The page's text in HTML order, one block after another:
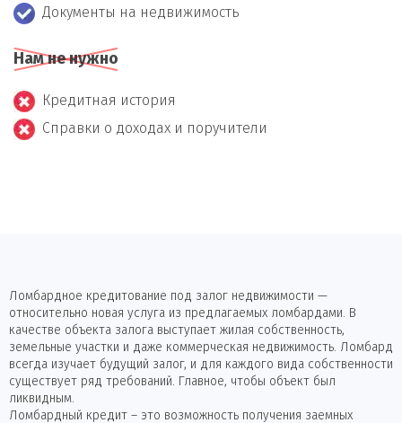
Документы на недвижимость
Нам не нужно
Кредитная история
Справки о доходах и поручители
Ломбардное кредитование под залог недвижимости —
относительно новая услуга из предлагаемых ломбардами. В
качестве объекта залога выступает жилая собственность,
земельные участки и даже коммерческая недвижимость. Ломбард
всегда изучает будущий залог, и для каждого вида собственности
существует ряд требований. Главное, чтобы объект был
ликвидным.
Ломбардный кредит – это возможность получения заемных